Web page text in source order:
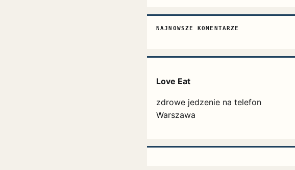
NAJNOWSZE KOMENTARZE
Love Eat
zdrowe jedzenie na telefon
Warszawa